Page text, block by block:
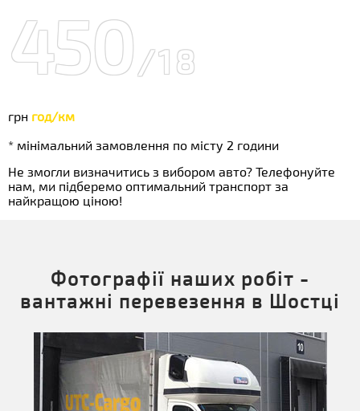
450/18
грн год/км
* мінімальний замовлення по місту 2 години
Не змогли визначитись з вибором авто? Телефонуйте
нам, ми підберемо оптимальний транспорт за
найкращою ціною!
Фотографії наших робіт -
вантажні перевезення в Шостці